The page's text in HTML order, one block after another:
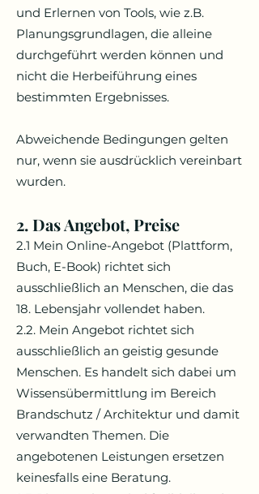
und Erlernen von Tools, wie z.B.
Planungsgrundlagen, die alleine
durchgeführt werden können und
nicht die Herbeiführung eines
bestimmten Ergebnisses.
Abweichende Bedingungen gelten
nur, wenn sie ausdrücklich vereinbart
wurden.
2. Das Angebot, Preise
2.1 Mein Online-Angebot (Plattform,
Buch, E-Book) richtet sich
ausschließlich an Menschen, die das
18. Lebensjahr vollendet haben.
2.2. Mein Angebot richtet sich
ausschließlich an geistig gesunde
Menschen. Es handelt sich dabei um
Wissensübermittlung im Bereich
Brandschutz / Architektur und damit
verwandten Themen. Die
angebotenen Leistungen ersetzen
keinesfalls eine Beratung.